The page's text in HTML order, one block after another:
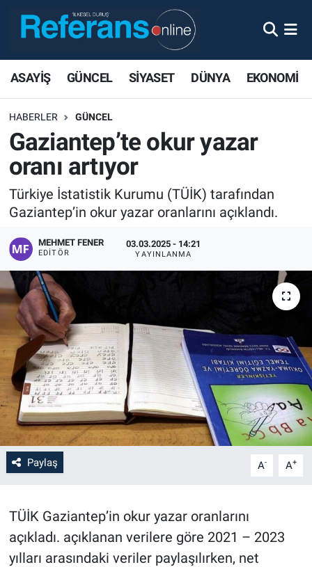
ASAYİŞ GÜNCEL SİYASET DÜNYA EKONOMİ
HABERLER GÜNCEL
Gaziantep’te okur yazar
oranı artıyor
Türkiye İstatistik Kurumu (TÜİK) tarafından
Gaziantep’in okur yazar oranlarını açıklandı.
MEHMET FENER
EDITÖR
03.03.2025 - 14:21
YAYINLANMA
Paylaş A- A+
TÜİK Gaziantep’in okur yazar oranlarını
açıkladı. açıklanan verilere göre 2021 – 2023
yılları arasındaki veriler paylaşılırken, net